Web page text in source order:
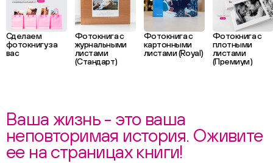
Сделаем
фотокнигу за
вас
Фотокнига с
журнальными
листами
(Стандарт)
Фотокнига с
картонными
листами (Royal)
Фотокнига с
плотными
листами
(Премиум)
Ваша жизнь - это ваша
неповторимая история. Оживите
ее на страницах книги!